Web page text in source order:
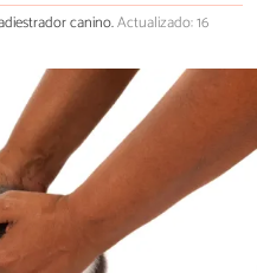
canino.Actualizado: 16